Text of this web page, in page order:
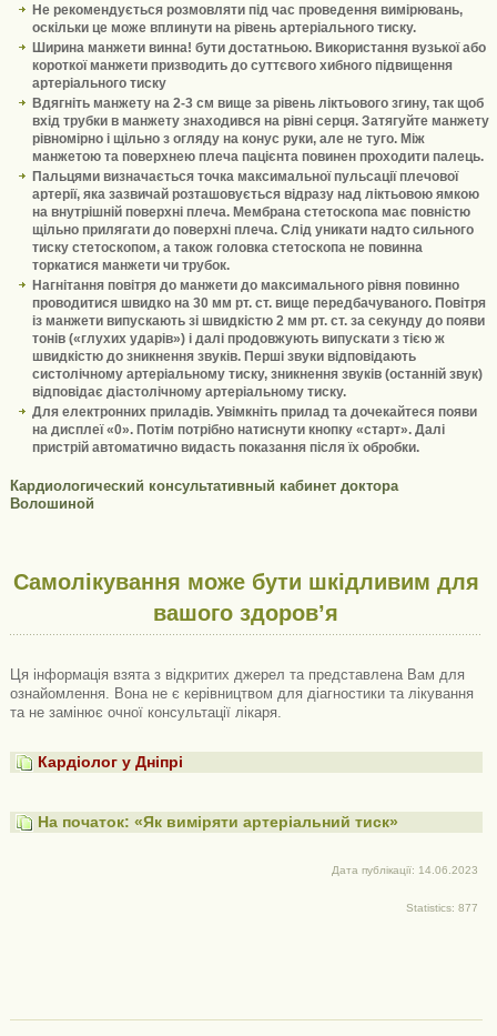
Не рекомендується розмовляти під час проведення вимірювань,
оскільки це може вплинути на рівень артеріального тиску.
Ширина манжети винна! бути достатньою. Використання вузької або
короткої манжети призводить до суттєвого хибного підвищення
артеріального тиску
Вдягніть манжету на 2-3 см вище за рівень ліктьового згину, так щоб
вхід трубки в манжету знаходився на рівні серця. Затягуйте манжету
рівномірно і щільно з огляду на конус руки, але не туго. Між
манжетою та поверхнею плеча пацієнта повинен проходити палець.
Пальцями визначається точка максимальної пульсації плечової
артерії, яка зазвичай розташовується відразу над ліктьовою ямкою
на внутрішній поверхні плеча. Мембрана стетоскопа має повністю
щільно прилягати до поверхні плеча. Слід уникати надто сильного
тиску стетоскопом, а також головка стетоскопа не повинна
торкатися манжети чи трубок.
Нагнітання повітря до манжети до максимального рівня повинно
проводитися швидко на 30 мм рт. ст. вище передбачуваного. Повітря
із манжети випускають зі швидкістю 2 мм рт. ст. за секунду до появи
тонів («глухих ударів») і далі продовжують випускати з тією ж
швидкістю до зникнення звуків. Перші звуки відповідають
систолічному артеріальному тиску, зникнення звуків (останній звук)
відповідає діастолічному артеріальному тиску.
Для електронних приладів. Увімкніть прилад та дочекайтеся появи
на дисплеї «0». Потім потрібно натиснути кнопку «старт». Далі
пристрій автоматично видасть показання після їх обробки.
Кардиологический консультативный кабинет доктора
Волошиной
Самолікування може бути шкідливим для
вашого здоров’я
Ця інформація взята з відкритих джерел та представлена ​​Вам для
ознайомлення. Вона не є керівництвом для діагностики та лікування
та не замінює очної консультації лікаря.
Кардіолог у Дніпрі
На початок: «Як виміряти артеріальний тиск»
Дата публікації: 14.06.2023
Statistics: 877